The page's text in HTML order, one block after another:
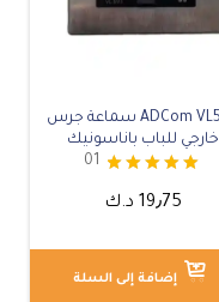
ADCom VL593 سماعة جرس
خارجي للباب باناسونيك
تم التقييم
5.00
01
19٫75 د.ك
إضافة إلى السلة